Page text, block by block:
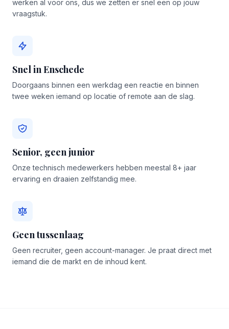
werken al voor ons, dus we zetten er snel een op jouw
vraagstuk.
Snel in Enschede
Doorgaans binnen een werkdag een reactie en binnen
twee weken iemand op locatie of remote aan de slag.
Senior, geen junior
Onze technisch medewerkers hebben meestal 8+ jaar
ervaring en draaien zelfstandig mee.
Geen tussenlaag
Geen recruiter, geen account-manager. Je praat direct met
iemand die de markt en de inhoud kent.